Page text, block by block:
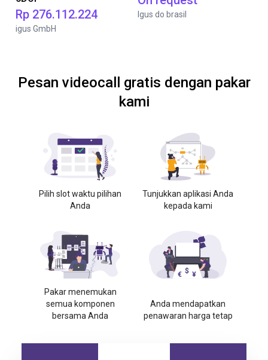
Rp 276.112.224
igus GmbH
Igus do brasil
Pesan videocall gratis dengan pakar
kami
Pilih slot waktu pilihan
Anda
Tunjukkan aplikasi Anda
kepada kami
Pakar menemukan
semua komponen
bersama Anda
Anda mendapatkan
penawaran harga tetap